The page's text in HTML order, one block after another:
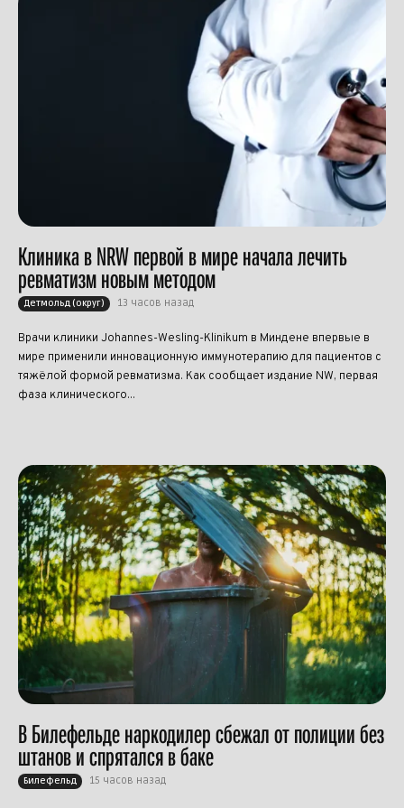
Клиника в NRW первой в мире начала лечить
ревматизм новым методом
Детмольд (округ) 13 часов назад
Врачи клиники Johannes-Wesling-Klinikum в Миндене впервые в
мире применили инновационную иммунотерапию для пациентов с
тяжёлой формой ревматизма. Как сообщает издание NW, первая
фаза клинического...
В Билефельде наркодилер сбежал от полиции без
штанов и спрятался в баке
Билефельд 15 часов назад